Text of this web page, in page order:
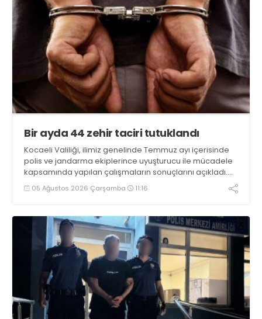
Bir ayda 44 zehir taciri tutuklandı
Kocaeli Valiliği, ilimiz genelinde Temmuz ayı içerisinde
polis ve jandarma ekiplerince uyuşturucu ile mücadele
kapsamında yapılan çalışmaların sonuçlarını açıkladı.
Çalışmalar sonucunda uyuşturucu ve uyarıcı madde
kullanan, ticaretini ve sevkiyatını yapan 44 şahıs
05 Ağustos 2026 Çarşamba 11:16